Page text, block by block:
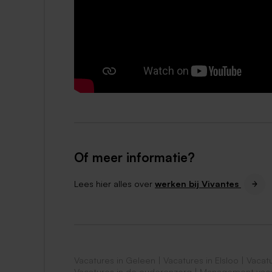
Of meer informatie?
Lees hier alles over werken bij Vivantes